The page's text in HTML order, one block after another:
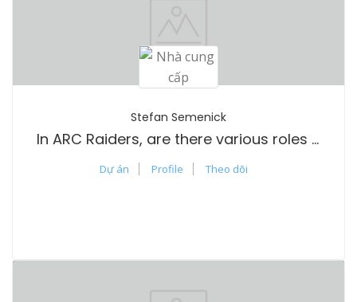
Stefan Semenick
In ARC Raiders, are there various roles or classes?
Dự án Profile Theo dõi